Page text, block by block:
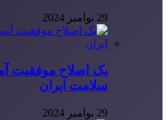
29 نوامبر 2024
یک اصلاح موفقیت
سلامت ایران
29 نوامبر 2024